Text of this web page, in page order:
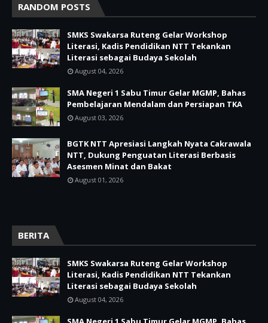
RANDOM POSTS
SMKS Swakarsa Ruteng Gelar Workshop
Literasi, Kadis Pendidikan NTT Tekankan
Literasi sebagai Budaya Sekolah
August 04, 2026
SMA Negeri 1 Sabu Timur Gelar MGMP, Bahas
Pembelajaran Mendalam dan Persiapan TKA
August 03, 2026
BGTK NTT Apresiasi Langkah Nyata Cakrawala
NTT, Dukung Penguatan Literasi Berbasis
Asesmen Minat dan Bakat
August 01, 2026
BERITA
SMKS Swakarsa Ruteng Gelar Workshop
Literasi, Kadis Pendidikan NTT Tekankan
Literasi sebagai Budaya Sekolah
August 04, 2026